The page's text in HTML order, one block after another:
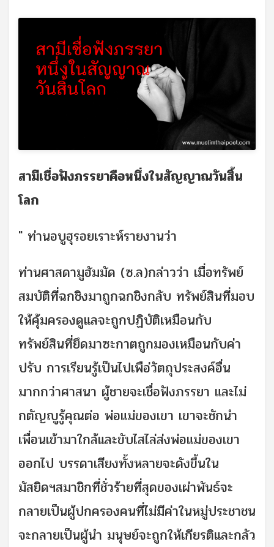
สามีเชื่อฟังภรรยาคือหนึ่งในสัญญาณวันสิ้น
โลก
" ท่านอบูฮุรอยเราะห์รายงานว่า
ท่านศาสดามูฮัมมัด (ซ.ล)กล่าวว่า เมื่อทรัพย์
สมบัติที่ฉกชิงมาถูกฉกชิงกลับ ทรัพย์สินที่มอบ
ให้คุ้มครองดูแลจะถูกปฏิบัติเหมือนกับ
ทรัพย์สินที่ยึดมาซะกาตถูกมองเหมือนกับค่า
ปรับ การเรียนรู้เป็นไปเพือ่วัตถุประสงค์อื่น
มากกว่าศาสนา ผู้ชายจะเชื่อฟังภรรยา และไม่
กตัญญูรู้คุณต่อ พ่อแม่ของเขา เขาจะชักนำ
เพื่อนเข้ามาใกล้และขับไสไล่ส่งพ่อแม่ของเขา
ออกไป บรรดาเสียงทั้งหลายจะดังขึ้นใน
มัสยิดฯสมาชิกที่ชั่วร้ายที่สุดของเผ่าพันธ์จะ
กลายเป็นผู้ปกครองคนที่ไม่มีค่าในหมู่ประชาชน
จะกลายเป็นผู้นำ มนุษย์จะถูกให้เกียรติและกลัว